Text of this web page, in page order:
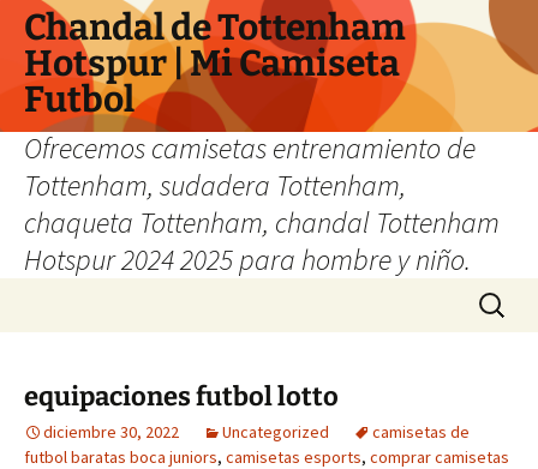
Chandal de Tottenham
Hotspur | Mi Camiseta
Futbol
Ofrecemos camisetas entrenamiento de
Tottenham, sudadera Tottenham,
chaqueta Tottenham, chandal Tottenham
Hotspur 2024 2025 para hombre y niño.
Buscar:
equipaciones futbol lotto
diciembre 30, 2022 Uncategorized
camisetas de
futbol baratas boca juniors, camisetas esports, comprar camisetas